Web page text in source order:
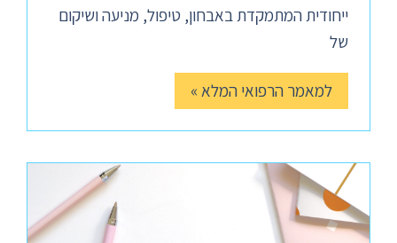
ייחודית המתמקדת באבחון, טיפול, מניעה ושיקום
של
למאמר הרפואי המלא »